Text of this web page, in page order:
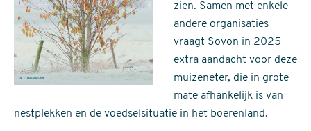
zien. Samen met enkele
andere organisaties
vraagt Sovon in 2025
extra aandacht voor deze
muizeneter, die in grote
mate afhankelijk is van
nestplekken en de voedselsituatie in het boerenland.